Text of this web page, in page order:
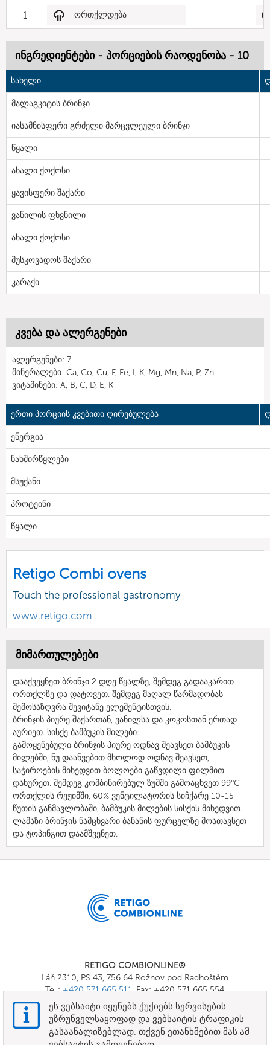
1 ორთქლდება
ინგრედიენტები - პორციების რაოდენობა - 10
სახელი
მალაგკიტის ბრინჯი
იასამნისფერი გრძელი მარცვლეული ბრინჯი
წყალი
ახალი ქოქოსი
ყავისფერი შაქარი
ვანილის ფხვნილი
ახალი ქოქოსი
მუსკოვადოს შაქარი
კარაქი
კვება და ალერგენები
ალერგენები: 7
მინერალები: Ca, Co, Cu, F, Fe, I, K, Mg, Mn, Na, P, Zn
ვიტამინები: A, B, C, D, E, K
ერთი პორციის კვებითი ღირებულება
ენერგია
ნახშირწყლები
მსუქანი
პროტეინი
წყალი
Retigo Combi ovens
Touch the professional gastronomy
www.retigo.com
მიმართულებები
დააქვეყნეთ ბრინჯი 2 დღე წყალზე, შემდეგ გადააკარით
ორთქლზე და დატოვეთ. შემდეგ მაღალ წარმადობას
შემოსაზღვრა შევიტანე ელემენტისთვის.
ბრინჯის პიურე შაქართან, ვანილსა და კოკოსთან ერთად
აურიეთ. სისქე ბამბუკის მილები:
გამოყენებული ბრინჯის პიურე ოდნავ შეავსეთ ბამბუკის
მილებში, ნუ დააწვებით მხოლოდ ოდნავ შეავსეთ,
საჭიროების მიხედვით ბოლოები გაწვდილი ფილმით
დახურეთ. შემდეგ კომბინირებულ ზუმში გამოაცხვეთ 99°C
ორთქლის რეჟიმში, 60% ვენტილატორის სიჩქარე 10-15
წუთის განმავლობაში, ბამბუკის მილების სისქის მიხედვით.
ლამაზი ბრინჯის ნამცხვარი ბანანის ფურცელზე მოათავსეთ
და ტოპინგით დაამშვენეთ.
RETIGO COMBIONLINE®
Láň 2310, PS 43, 756 64 Rožnov pod Radhoštěm
Tel.:+420 571 665 511, Fax: +420 571 665 554
E-mail: info@combionline.com
OnlineMenu
ეს ვებსაიტი იყენებს ქუქიებს სერვისების
უზრუნველსაყოფად და ვებსაიტის ტრაფიკის
გასაანალიზებლად. თქვენ ეთანხმებით მას ამ